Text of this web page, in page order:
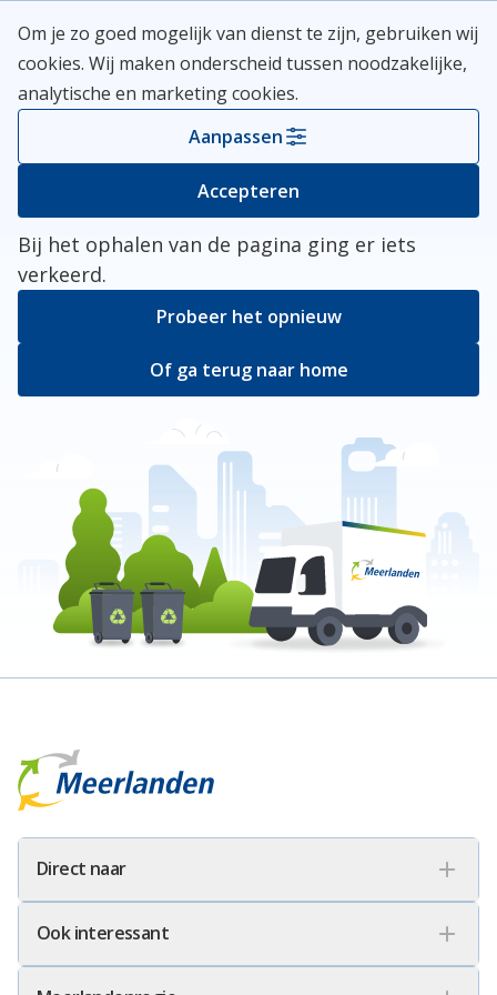
naar
inhoud
Meerlanden Logo
Open
Kies je gemeente
Er ging iets mis
Bij het ophalen van de pagina ging er iets
verkeerd.
Probeer het opnieuw
Of ga terug naar home
Meerlanden Logo
Direct naar
Ook interessant
Om je zo goed mogelijk van dienst te zijn, gebruiken wij
cookies. Wij maken onderscheid tussen noodzakelijke,
analytische en marketing cookies.
Aanpassen
Accepteren